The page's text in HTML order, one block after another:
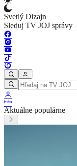
Svetlý Dizajn
Sleduj TV JOJ správy
Aktuálne populárne